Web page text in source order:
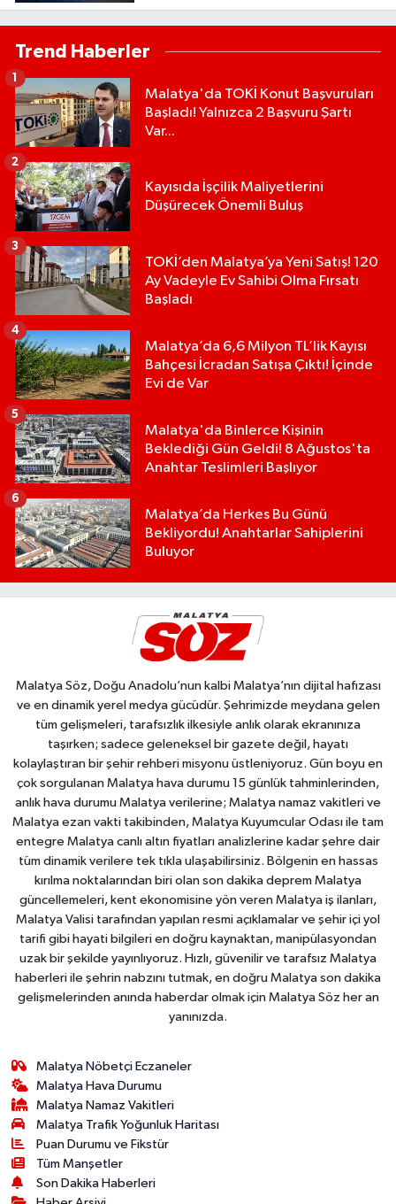
Ve Kariyerde Şaşırtan Gelişmeler
Trend Haberler
Malatya'da TOKİ Konut Başvuruları
Başladı! Yalnızca 2 Başvuru Şartı
Var...
1
Kayısıda İşçilik Maliyetlerini
Düşürecek Önemli Buluş
2
TOKİ’den Malatya’ya Yeni Satış! 120
Ay Vadeyle Ev Sahibi Olma Fırsatı
Başladı
3
Malatya’da 6,6 Milyon TL’lik Kayısı
Bahçesi İcradan Satışa Çıktı! İçinde
Evi de Var
4
Malatya'da Binlerce Kişinin
Beklediği Gün Geldi! 8 Ağustos'ta
Anahtar Teslimleri Başlıyor
5
Malatya’da Herkes Bu Günü
Bekliyordu! Anahtarlar Sahiplerini
Buluyor
6
Malatya Söz, Doğu Anadolu’nun kalbi Malatya’nın dijital hafızası
ve en dinamik yerel medya gücüdür. Şehrimizde meydana gelen
tüm gelişmeleri, tarafsızlık ilkesiyle anlık olarak ekranınıza
taşırken; sadece geleneksel bir gazete değil, hayatı
kolaylaştıran bir şehir rehberi misyonu üstleniyoruz. Gün boyu en
çok sorgulanan Malatya hava durumu 15 günlük tahminlerinden,
anlık hava durumu Malatya verilerine; Malatya namaz vakitleri ve
Malatya ezan vakti takibinden, Malatya Kuyumcular Odası ile tam
entegre Malatya canlı altın fiyatları analizlerine kadar şehre dair
tüm dinamik verilere tek tıkla ulaşabilirsiniz. Bölgenin en hassas
kırılma noktalarından biri olan son dakika deprem Malatya
güncellemeleri, kent ekonomisine yön veren Malatya iş ilanları,
Malatya Valisi tarafından yapılan resmi açıklamalar ve şehir içi yol
tarifi gibi hayati bilgileri en doğru kaynaktan, manipülasyondan
uzak bir şekilde yayınlıyoruz. Hızlı, güvenilir ve tarafsız Malatya
haberleri ile şehrin nabzını tutmak, en doğru Malatya son dakika
gelişmelerinden anında haberdar olmak için Malatya Söz her an
yanınızda.
Malatya Nöbetçi Eczaneler
Malatya Hava Durumu
Malatya Namaz Vakitleri
Malatya Trafik Yoğunluk Haritası
Puan Durumu ve Fikstür
Tüm Manşetler
Son Dakika Haberleri